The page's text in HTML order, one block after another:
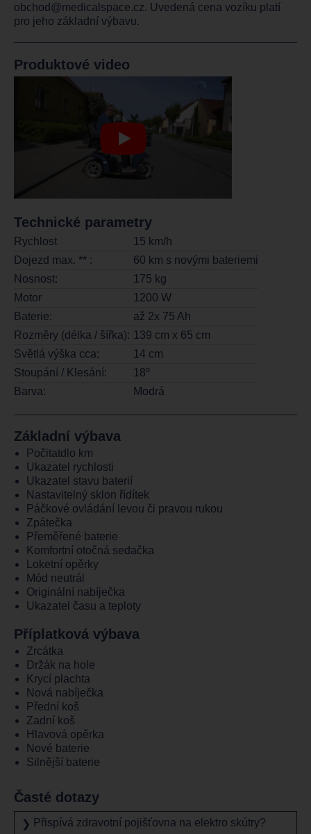
obchod@medicalspace.cz. Uvedená cena vozíku platí
pro jeho základní výbavu.
Technické parametry
Rychlost
15 km/h
Dojezd max. ** :
60 km s novými bateriemi
Nosnost:
175 kg
Motor
1200 W
Baterie:
až 2x 75 Ah
Rozměry (délka / šířka): 139 cm x 65 cm
Světlá výška cca:
14 cm
Stoupání / Klesání:
18º
Barva:
Modrá
Produktové video
Základní výbava
Počitatdlo km
Ukazatel rychlosti
Ukazatel stavu baterií
Nastavitelný sklon řídítek
Páčkové ovládání levou či pravou rukou
Zpátečka
Přeměřené baterie
Komfortní otočná sedačka
Loketní opěrky
Mód neutrál
Originální nabíječka
Ukazatel času a teploty
Příplatková výbava
Zrcátka
Držák na hole
Krycí plachta
Nová nabíječka
Přední koš
Zadní koš
Hlavová opěrka
Nové baterie
Silnější baterie
Časté dotazy
❯ Přispívá zdravotní pojišťovna na elektro skútry?